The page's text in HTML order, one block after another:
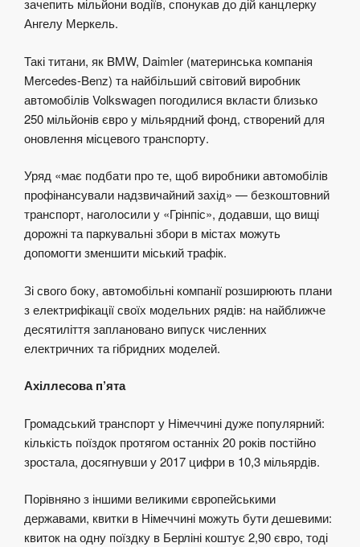
зачепить мільйони водіїв, спонукав до дій канцлерку
Ангелу Меркель.
Такі титани, як BMW, Daimler (материнська компанія
Mercedes-Benz) та найбільший світовий виробник
автомобілів Volkswagen погодилися вкласти близько
250 мільйонів євро у мільярдний фонд, створений для
оновлення місцевого транспорту.
Уряд «має подбати про те, щоб виробники автомобілів
профінансували надзвичайний захід» — безкоштовний
транспорт, наголосили у «Грінпіс», додавши, що вищі
дорожні та паркувальні збори в містах можуть
допомогти зменшити міський трафік.
Зі свого боку, автомобільні компанії розширюють плани
з електрифікації своїх модельних рядів: на найближче
десятиліття заплановано випуск численних
електричних та гібридних моделей.
Ахіллесова п’ята
Громадський транспорт у Німеччині дуже популярний:
кількість поїздок протягом останніх 20 років постійно
зростала, досягнувши у 2017 цифри в 10,3 мільярдів.
Порівняно з іншими великими європейськими
державами, квитки в Німеччині можуть бути дешевими:
квиток на одну поїздку в Берліні коштує 2,90 євро, тоді